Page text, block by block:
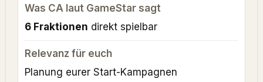
6 Fraktionen direkt spielbar
Planung eurer Start-Kampagnen